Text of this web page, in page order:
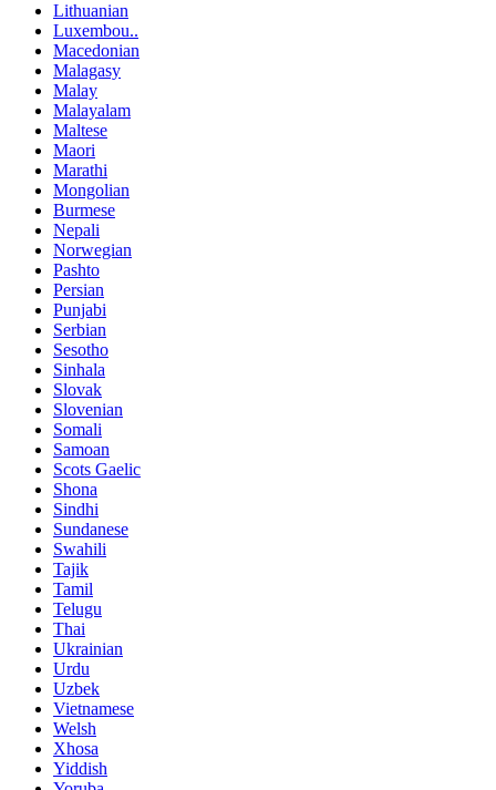
Lithuanian
Luxembou..
Macedonian
Malagasy
Malay
Malayalam
Maltese
Maori
Marathi
Mongolian
Burmese
Nepali
Norwegian
Pashto
Persian
Punjabi
Serbian
Sesotho
Sinhala
Slovak
Slovenian
Somali
Samoan
Scots Gaelic
Shona
Sindhi
Sundanese
Swahili
Tajik
Tamil
Telugu
Thai
Ukrainian
Urdu
Uzbek
Vietnamese
Welsh
Xhosa
Yiddish